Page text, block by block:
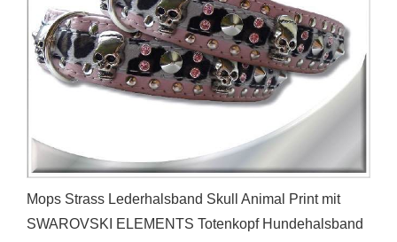
Mops Strass Lederhalsband Skull Animal Print mit
SWAROVSKI ELEMENTS Totenkopf Hundehalsband